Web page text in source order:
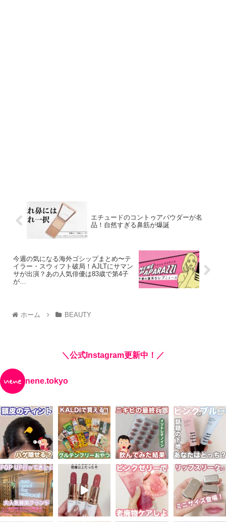
エチュードのコントゥアパウダーが名
品！自然すぎる鼻筋が爆誕
今週の気になる海外ゴシップまとめ〜テ
イラー・スウィフト破局！AJLTにサマン
サが出演？あの人気俳優は83歳で第4子
が…
ホーム BEAUTY
＼公式Instagram更新中！／
nene.tokyo